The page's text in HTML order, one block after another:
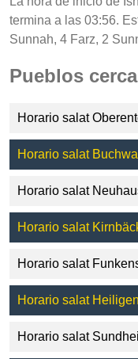
termina a las 03:56.
Sunnah, 4 Farz, 2
Pueblos
Horario salat
Horario salat
Horario salat
Horario salat
Horario salat
Horario salat
Horario salat